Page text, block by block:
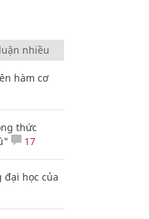
nhiều
hàm cơ
thức
17
học của